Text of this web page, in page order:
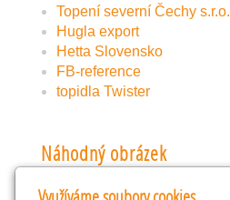
Topení severní Čechy s.r.o.
Hugla export
Hetta Slovensko
FB-reference
topidla Twister
Náhodný obrázek